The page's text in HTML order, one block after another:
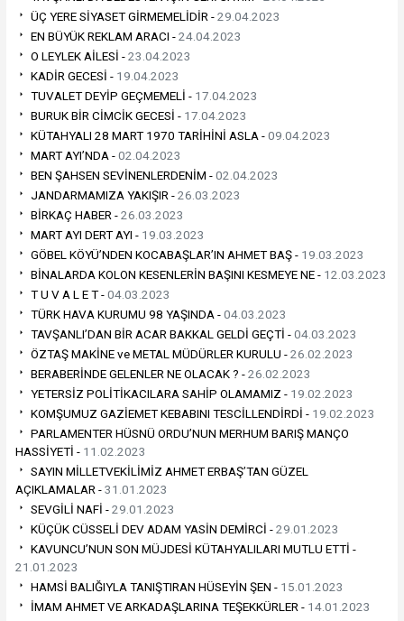
ÜÇ YERE SİYASET GİRMEMELİDİR -29.04.2023
EN BÜYÜK REKLAM ARACI -24.04.2023
O LEYLEK AİLESİ -23.04.2023
KADİR GECESİ - 19.04.2023
TUVALET DEYİP GEÇMEMELİ - 17.04.2023
BURUK BİR CİMCİK GECESİ - 17.04.2023
KÜTAHYALI 28 MART 1970 TARİHİNİ ASLA -09.04.2023
MART AYI’NDA -02.04.2023
BEN ŞAHSEN SEVİNENLERDENİM -02.04.2023
JANDARMAMIZA YAKIŞIR -26.03.2023
BİRKAÇ HABER -26.03.2023
MART AYI DERT AYI - 19.03.2023
GÖBEL KÖYÜ’NDEN KOCABAŞLAR’IN AHMET BAŞ - 19.03.2023
BİNALARDA KOLON KESENLERİN BAŞINI KESMEYE NE - 12.03.2023
T U V A L E T -04.03.2023
TÜRK HAVA KURUMU 98 YAŞINDA -04.03.2023
TAVŞANLI’DAN BİR ACAR BAKKAL GELDİ GEÇTİ -04.03.2023
ÖZTAŞ MAKİNE ve METAL MÜDÜRLER KURULU -26.02.2023
BERABERİNDE GELENLER NE OLACAK ? -26.02.2023
YETERSİZ POLİTİKACILARA SAHİP OLAMAMIZ - 19.02.2023
KOMŞUMUZ GAZİEMET KEBABINI TESCİLLENDİRDİ - 19.02.2023
PARLAMENTER HÜSNÜ ORDU’NUN MERHUM BARIŞ MANÇO
HASSİYETİ - 11.02.2023
SAYIN MİLLETVEKİLİMİZ AHMET ERBAŞ’TAN GÜZEL
AÇIKLAMALAR -31.01.2023
SEVGİLİ NAFİ -29.01.2023
KÜÇÜK CÜSSELİ DEV ADAM YASİN DEMİRCİ -29.01.2023
KAVUNCU’NUN SON MÜJDESİ KÜTAHYALILARI MUTLU ETTİ -
21.01.2023
HAMSİ BALIĞIYLA TANIŞTIRAN HÜSEYİN ŞEN - 15.01.2023
İMAM AHMET VE ARKADAŞLARINA TEŞEKKÜRLER - 14.01.2023